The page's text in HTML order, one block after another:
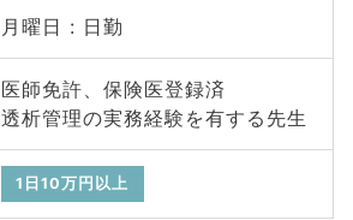
月曜日 : 日勤
医師免許、保険医登録済
透析管理の実務経験を有する先生
1日10万円以上